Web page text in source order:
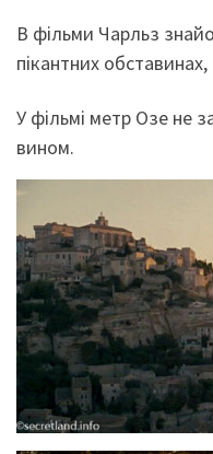
В фільми Чарльз
пікантних обставинах,
У фільмі метр Озе не
вином.